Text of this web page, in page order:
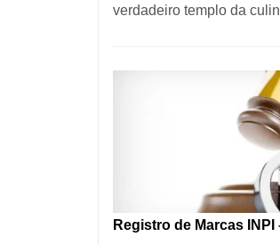
verdadeiro templo da
Registro de Marcas INPI